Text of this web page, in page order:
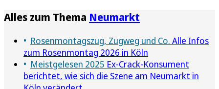
Alles zum Thema Neumarkt
Rosenmontagszug, Zugweg und Co. Alle Infos
zum Rosenmontag 2026 in Köln
Meistgelesen 2025 Ex-Crack-Konsument
berichtet, wie sich die Szene am Neumarkt in